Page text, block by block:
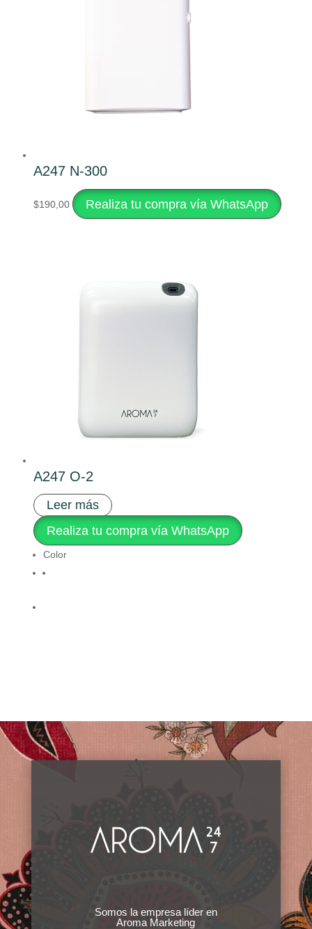
A247 N-300
$190,00 Realiza tu compra vía WhatsApp
A247 O-2
Leer más
Realiza tu compra vía WhatsApp
Color
Somos la empresa líder en
Aroma Marketing